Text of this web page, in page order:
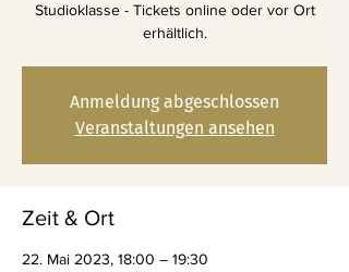
Studioklasse - Tickets online oder vor Ort
erhältlich.
Anmeldung abgeschlossen
Veranstaltungen ansehen
Zeit & Ort
22. Mai 2023, 18:00 – 19:30